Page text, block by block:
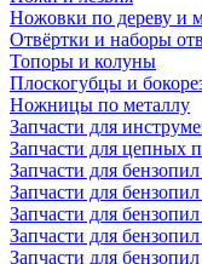
Ножовки по дереву и
Отвёртки и наборы
Топоры и колуны
Плоскогубцы и
Ножницы по металлу
Запчасти для
Запчасти для цепных
Запчасти для
Запчасти для
Запчасти для
Запчасти для
Запчасти для